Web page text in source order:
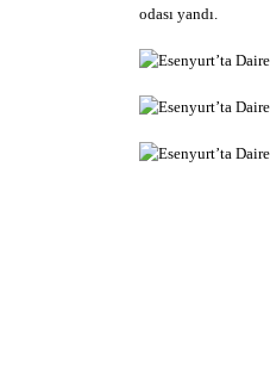
odası yandı.